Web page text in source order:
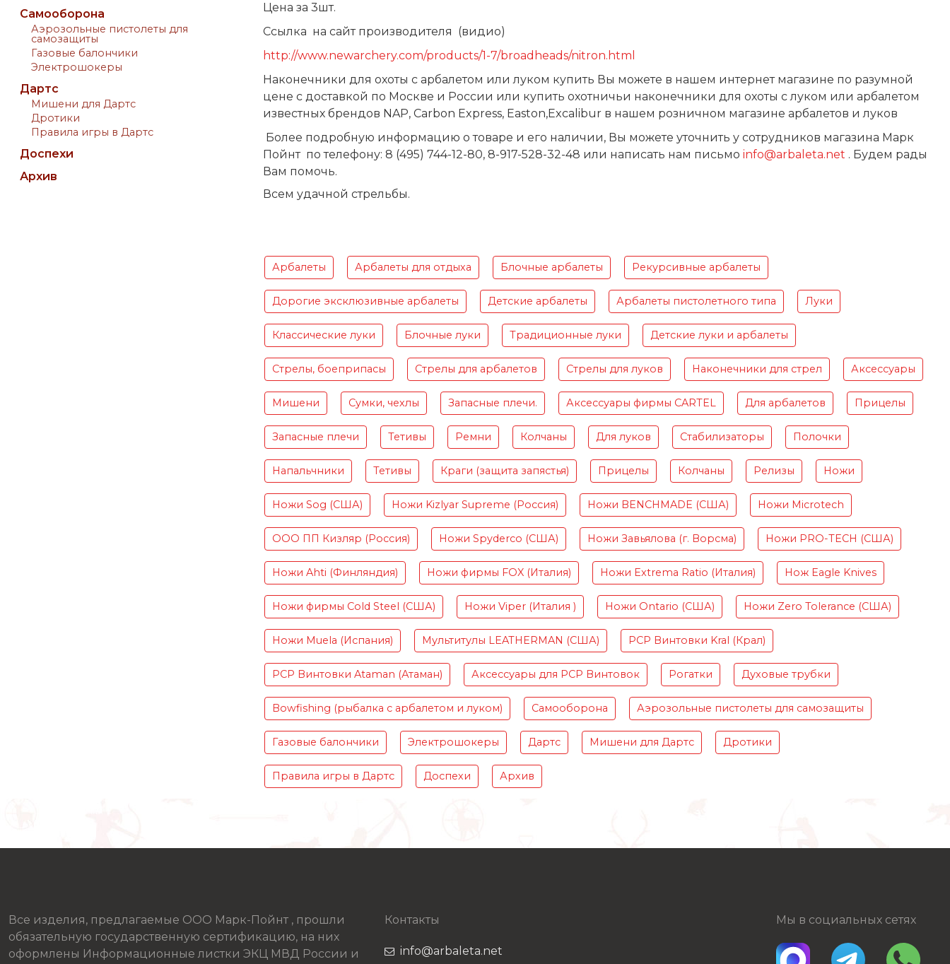
Самооборона
Аэрозольные пистолеты для
самозащиты
Газовые балончики
Электрошокеры
Дартс
Мишени для Дартс
Дротики
Правила игры в Дартс
Доспехи
Архив
Цена за 3шт.
Ссылка на сайт производителя (видио)
http://www.newarchery.com/products/1-7/broadheads/nitron.html
Наконечники для охоты с арбалетом или луком купить Вы можете в нашем интернет магазине по разумной
цене с доставкой по Москве и России или купить охотничьи наконечники для охоты с луком или арбалетом
известных брендов NAP, Carbon Express, Easton,Excalibur в нашем розничном магазине арбалетов и луков
Более подробную информацию о товаре и его наличии, Вы можете уточнить у сотрудников магазина Марк
Пойнт по телефону: 8 (495) 744-12-80, 8-917-528-32-48 или написать нам письмо info@arbaleta.net . Будем рады
Вам помочь.
Всем удачной стрельбы.
Арбалеты Арбалеты для отдыха Блочные арбалеты Рекурсивные арбалеты
Дорогие эксклюзивные арбалеты Детские арбалеты Арбалеты пистолетного типа Луки
Классические луки Блочные луки Традиционные луки Детские луки и арбалеты
Стрелы, боеприпасы Стрелы для арбалетов Стрелы для луков Наконечники для стрел Аксессуары
Мишени Сумки, чехлы Запасные плечи. Аксессуары фирмы CARTEL Для арбалетов Прицелы
Запасные плечи Тетивы Ремни Колчаны Для луков Стабилизаторы Полочки
Напальчники Тетивы Краги (защита запястья) Прицелы Колчаны Релизы Ножи
Ножи Sog (США) Ножи Kizlyar Supreme (Россия) Ножи BENCHMADE (США) Ножи Microtech
ООО ПП Кизляр (Россия) Ножи Spyderco (США) Ножи Завьялова (г. Ворсма) Ножи PRO-TECH (США)
Ножи Ahti (Финляндия) Ножи фирмы FOX (Италия) Ножи Extrema Ratio (Италия) Нож Eagle Knives
Ножи фирмы Cold Steel (США) Ножи Viper (Италия ) Ножи Ontario (США) Ножи Zero Tolerance (США)
Ножи Muela (Испания) Мультитулы LEATHERMAN (США) PCP Винтовки Kral (Крал)
PCP Винтовки Ataman (Атаман) Аксессуары для PCP Винтовок Рогатки Духовые трубки
Bowfishing (рыбалка с арбалетом и луком) Самооборона Аэрозольные пистолеты для самозащиты
Газовые балончики Электрошокеры Дартс Мишени для Дартс Дротики
Правила игры в Дартс Доспехи Архив
Все изделия, предлагаемые ООО Марк-Пойнт , прошли
обязательную государственную сертификацию, на них
оформлены Информационные листки ЭКЦ МВД России и
Контакты
info@arbaleta.net
Мы в социальных сетях